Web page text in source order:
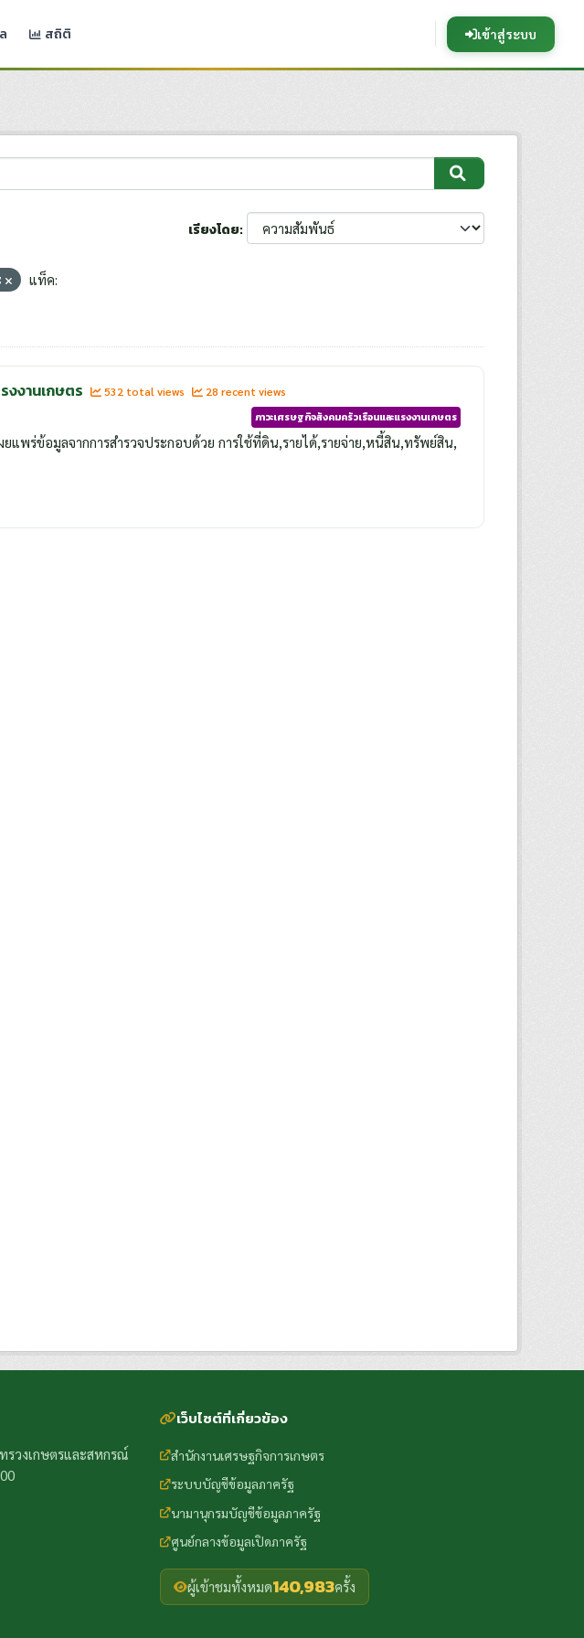
สถิติ เข้าสู่ระบบ
เรียงโดย
แท็ค:
งงานเกษตร 532 total views
28 recent views
ภาวะเศรษฐกิจสังคมครัวเรือนและแรงงานเกษตร
ยแพร่ข้อมูลจากการสำรวจประกอบด้วย การใช้ที่ดิน,รายได้,รายจ่าย,หนี้สิน,ทรัพย์สิน,
รวงเกษตรและสหกรณ์
เว็บไซต์ที่เกี่ยวข้อง
สำนักงานเศรษฐกิจการเกษตร
ระบบบัญชีข้อมูลภาครัฐ
นามานุกรมบัญชีข้อมูลภาครัฐ
ศูนย์กลางข้อมูลเปิดภาครัฐ
ผู้เข้าชมทั้งหมด140,983ครั้ง